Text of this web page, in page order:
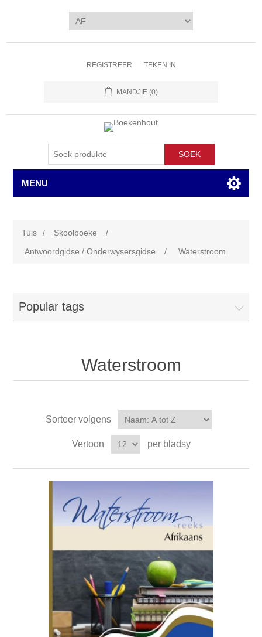
REGISTREER TEKEN IN
MANDJIE (0)
SOEK
MENU
Tuis / Skoolboeke
/
Antwoordgidse / Onderwysersgidse
/ Waterstroom
Popular tags
Waterstroom
Sorteer volgens
Vertoon per bladsy